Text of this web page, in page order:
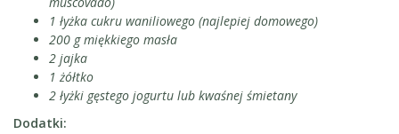
1 łyżka cukru waniliowego (najlepiej domowego)
200 g miękkiego masła
2 jajka
1 żółtko
2 łyżki gęstego jogurtu lub kwaśnej śmietany
Dodatki: